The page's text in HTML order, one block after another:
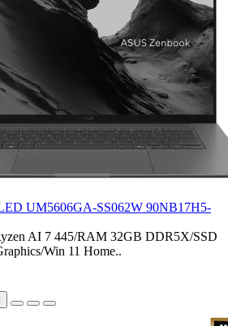
UM5606GA-SS062W 90NB17H5-
AI 7 445/RAM 32GB DDR5X/SSD
Win 11 Home..